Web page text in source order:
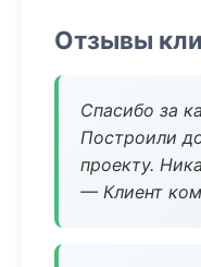
Отзывы
Спасибо за
Построили
проекту.
— Клиент